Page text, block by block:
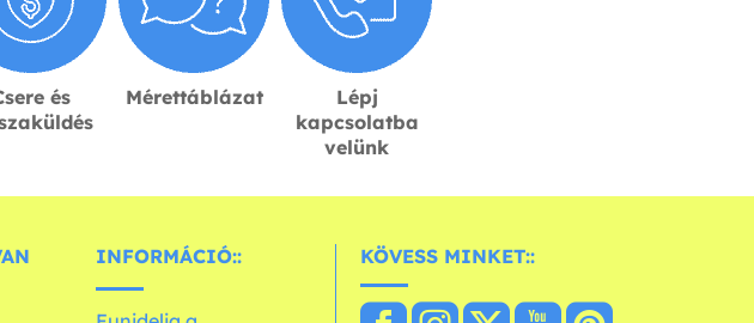
és
Mérettáblázat
Lépj
kapcsolatba
velünk
INFORMÁCIÓ:: KÖVESS MINKET::